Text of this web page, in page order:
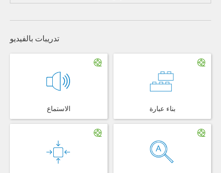
تدريبات بالفيديو
الاستماع بناء عبارة